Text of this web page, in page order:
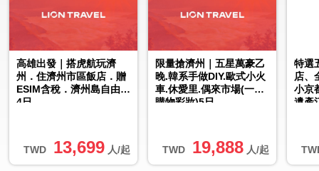
TWD 13,699 人/起
高雄出發｜搭虎航玩濟
州．住濟州市區飯店．贈
ESIM含稅．濟州島自由行
4日
TWD 19,888 人/起
限量搶濟州｜五星萬豪乙
晚.韓系手做DIY.歐式小火
車.休愛里.偶來市場(一站
購物彩妝)5日
特選
店、
小京
遺產